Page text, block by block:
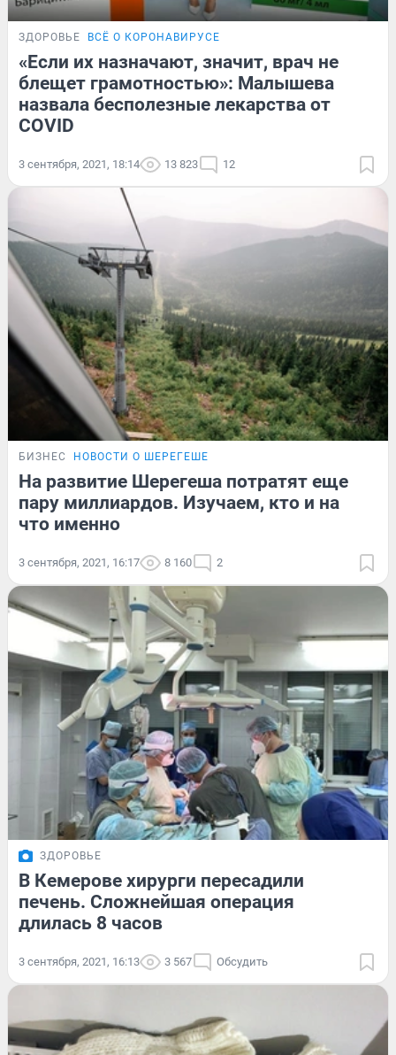
ЗДОРОВЬЕ ВСЁ О КОРОНАВИРУСЕ
«Если их назначают, значит, врач не
блещет грамотностью»: Малышева
назвала бесполезные лекарства от
COVID
3 сентября, 2021, 18:14 13 823 12
БИЗНЕС НОВОСТИ О ШЕРЕГЕШЕ
На развитие Шерегеша потратят еще
пару миллиардов. Изучаем, кто и на
что именно
3 сентября, 2021, 16:17 8 160 2
ЗДОРОВЬЕ
В Кемерове хирурги пересадили
печень. Сложнейшая операция
длилась 8 часов
3 сентября, 2021, 16:13 3 567 Обсудить